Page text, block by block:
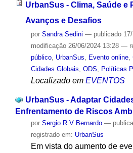
UrbanSus - Clima, Saúde e
Avanços e Desafios
por Sandra Sedini — publicado17/
modificação26/06/2024 13:28 —
público, UrbanSus Evento online,
Cidades Globais ODS Políticas
Localizado em EVENTOS
UrbanSus - Adaptar
Enfrentamento de Riscos
por Sergio R V Bernardo —
registrado em: UrbanSus
Em vista do aumento de